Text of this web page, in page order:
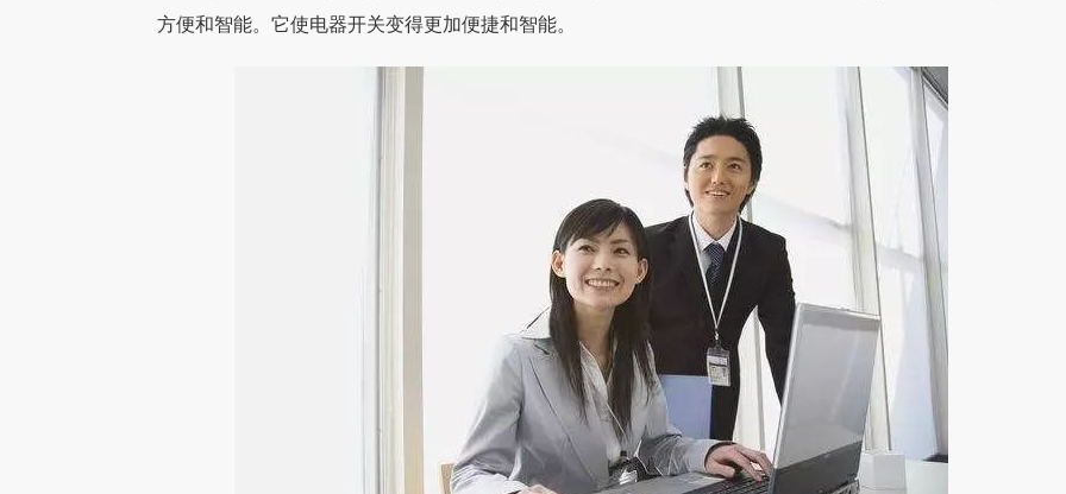
方便和智能。它使电器开关变得更加便捷和智能。